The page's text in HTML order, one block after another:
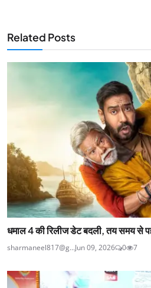
Related Posts
धमाल 4 की रिलीज डेट बदली, तय समय से
sharmaneel817@g...Jun 09, 2026 0 7